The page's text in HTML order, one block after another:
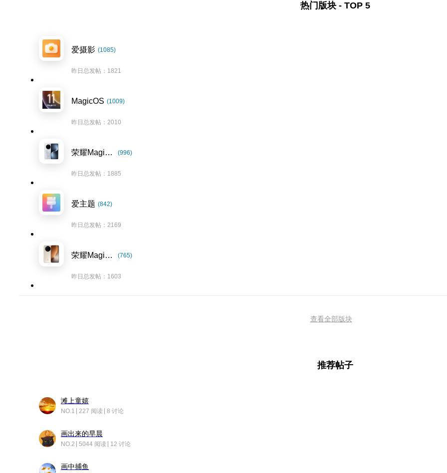
热门版块 - TOP 5
爱摄影 (1085)
昨日总发帖：1821
MagicOS (1009)
昨日总发帖：2010
荣耀Magic7系列 (996)
昨日总发帖：1885
爱主题 (842)
昨日总发帖：2169
荣耀Magic8系列 (765)
昨日总发帖：1603
查看全部版块
推荐帖子
滩上童嬉
NO.1 227 阅读 8 讨论
画出来的早晨
NO.2 5044 阅读 12 讨论
画中捕鱼